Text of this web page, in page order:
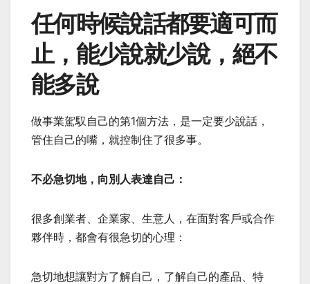
任何時候說話都要適可而
止，能少說就少說，絕不
能多說
做事業駕馭自己的第1個方法，是一定要少說話，
管住自己的嘴，就控制住了很多事。
不必急切地，向別人表達自己：
很多創業者、企業家、生意人，在面對客戶或合作
夥伴時，都會有很急切的心理：
急切地想讓對方了解自己，了解自己的產品、特